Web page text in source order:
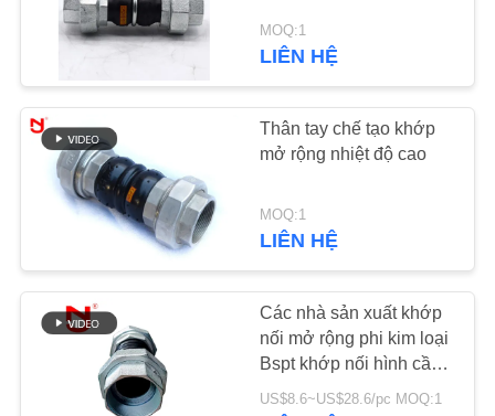
CHÍNH
SÁCH
BẢO
MẬT
Khớp mở rộng cao
su giảm
Các mối nối mở
rộng PTFE
MOQ:1
LIÊN HỆ
Thân tay chế tạo khớp
mở rộng nhiệt độ cao
MOQ:1
LIÊN HỆ
Các nhà sản xuất khớp
nối mở rộng phi kim loại
Bspt khớp nối hình cầu
đôi có ren
US$8.6~US$28.6/pc MOQ:1